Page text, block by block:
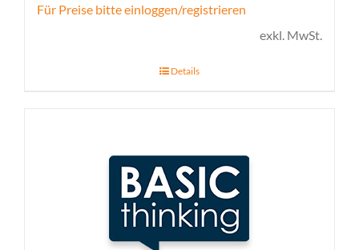
Für Preise bitte einloggen/registrieren
exkl. MwSt.
Details